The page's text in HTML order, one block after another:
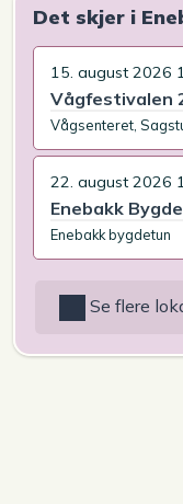
Det skjer i
15. august 2026
Vågfestivalen
Vågsenteret,
22. august 2026
Enebakk
Enebakk bygdetun
Se flere